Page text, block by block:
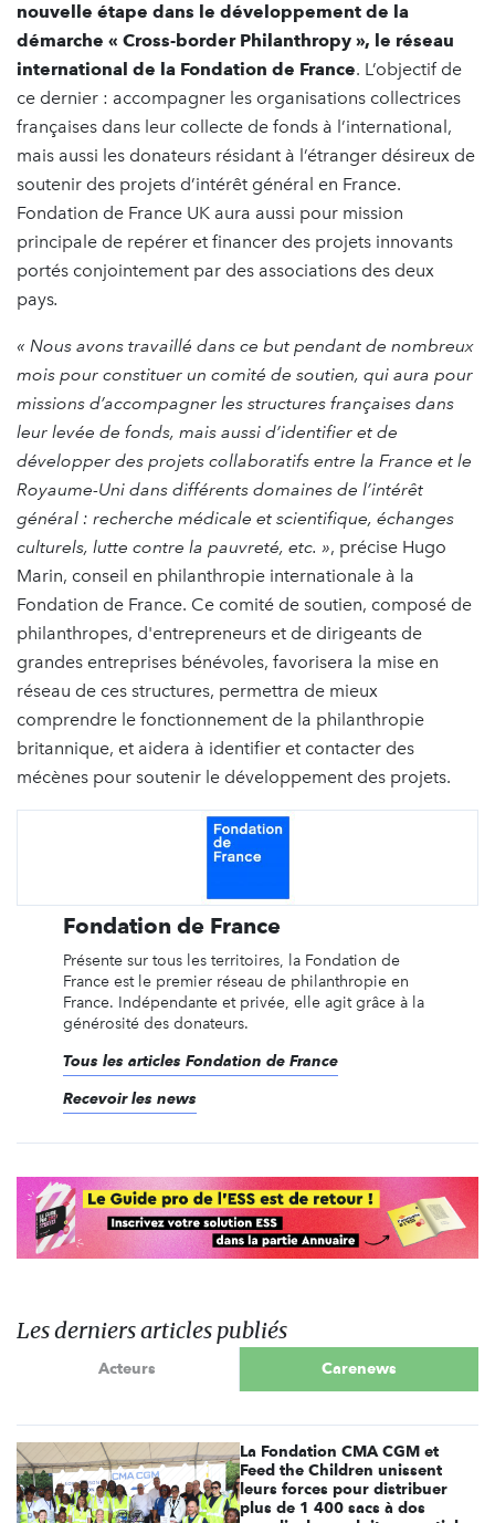
nouvelle étape dans le développement de la
démarche « Cross-border Philanthropy », le réseau
international de la Fondation de France. L’objectif de
ce dernier : accompagner les organisations collectrices
françaises dans leur collecte de fonds à l’international,
mais aussi les donateurs résidant à l’étranger désireux de
soutenir des projets d’intérêt général en France.
Fondation de France UK aura aussi pour mission
principale de repérer et financer des projets innovants
portés conjointement par des associations des deux
pays.
« Nous avons travaillé dans ce but pendant de nombreux
mois pour constituer un comité de soutien, qui aura pour
missions d’accompagner les structures françaises dans
leur levée de fonds, mais aussi d’identifier et de
développer des projets collaboratifs entre la France et le
Royaume-Uni dans différents domaines de l’intérêt
général : recherche médicale et scientifique, échanges
culturels, lutte contre la pauvreté, etc. », précise Hugo
Marin, conseil en philanthropie internationale à la
Fondation de France. Ce comité de soutien, composé de
philanthropes, d'entrepreneurs et de dirigeants de
grandes entreprises bénévoles, favorisera la mise en
réseau de ces structures, permettra de mieux
comprendre le fonctionnement de la philanthropie
britannique, et aidera à identifier et contacter des
mécènes pour soutenir le développement des projets.
Fondation de France
Présente sur tous les territoires, la Fondation de
France est le premier réseau de philanthropie en
France. Indépendante et privée, elle agit grâce à la
générosité des donateurs.
Tous les articles Fondation de France
Recevoir les news
Les derniers articles publiés
Acteurs Carenews
La Fondation CMA CGM et
Feed the Children unissent
leurs forces pour distribuer
plus de 1 400 sacs à dos